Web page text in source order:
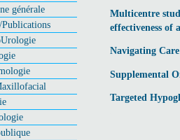
générale
Publications
Multicentre
effectiveness of
Navigating
Supplemental
Targeted